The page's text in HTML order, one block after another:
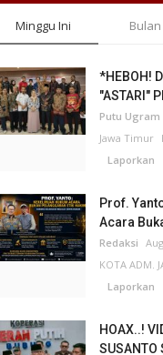
Minggu Ini Bulan
*HEBOH!
"ASTARI"
Putu
Jawa Timur
Laporkan
Prof.
Acara
Redaksi
KOTA ADM.
Laporkan
HOAX..!
SUSANTO